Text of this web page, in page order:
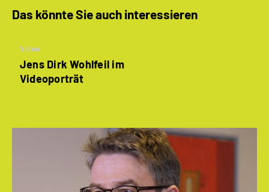
Das könnte Sie auch interessieren
Video
Jens Dirk Wohlfeil im
Videoporträt